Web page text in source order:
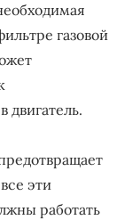
газовой
двигатель.
эти
работать